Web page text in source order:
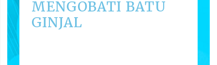
MENGOBATI BATU
GINJAL